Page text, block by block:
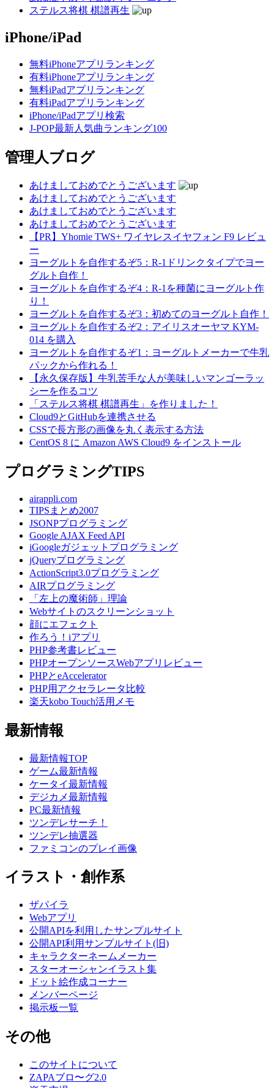
ステルス将棋 棋譜再生
iPhone/iPad
無料iPhoneアプリランキング
有料iPhoneアプリランキング
無料iPadアプリランキング
有料iPadアプリランキング
iPhone/iPadアプリ検索
J-POP最新人気曲ランキング100
管理人ブログ
あけましておめでとうございます
あけましておめでとうございます
あけましておめでとうございます
あけましておめでとうございます
【PR】Yhomie TWS+ ワイヤレスイヤフォン F9 レビュ
ー
ヨーグルトを自作するぞ5：R-1ドリンクタイプでヨー
グルト自作！
ヨーグルトを自作するぞ4：R-1を種菌にヨーグルト作
り！
ヨーグルトを自作するぞ3：初めてのヨーグルト自作！
ヨーグルトを自作するぞ2：アイリスオーヤマ KYM-
014 を購入
ヨーグルトを自作するぞ1：ヨーグルトメーカーで牛乳
パックから作れる！
【永久保存版】牛乳苦手な人が美味しいマンゴーラッ
シーを作るコツ
「ステルス将棋 棋譜再生」を作りました！
Cloud9とGitHubを連携させる
CSSで長方形の画像を丸く表示する方法
CentOS 8 に Amazon AWS Cloud9 をインストール
プログラミングTIPS
airappli.com
TIPSまとめ2007
JSONPプログラミング
Google AJAX Feed API
iGoogleガジェットプログラミング
jQueryプログラミング
ActionScript3.0プログラミング
AIRプログラミング
「左上の魔術師」理論
Webサイトのスクリーンショット
顔にエフェクト
作ろう！iアプリ
PHP参考書レビュー
PHPオープンソースWebアプリレビュー
PHPとeAccelerator
PHP用アクセラレータ比較
楽天kobo Touch活用メモ
最新情報
最新情報TOP
ゲーム最新情報
ケータイ最新情報
デジカメ最新情報
PC最新情報
ツンデレサーチ！
ツンデレ抽選器
ファミコンのプレイ画像
イラスト・創作系
ザパイラ
Webアプリ
公開APIを利用したサンプルサイト
公開API利用サンプルサイト(旧)
キャラクターネームメーカー
スターオーシャンイラスト集
ドット絵作成コーナー
メンバーページ
掲示板一覧
その他
このサイトについて
ZAPAブロ〜グ2.0